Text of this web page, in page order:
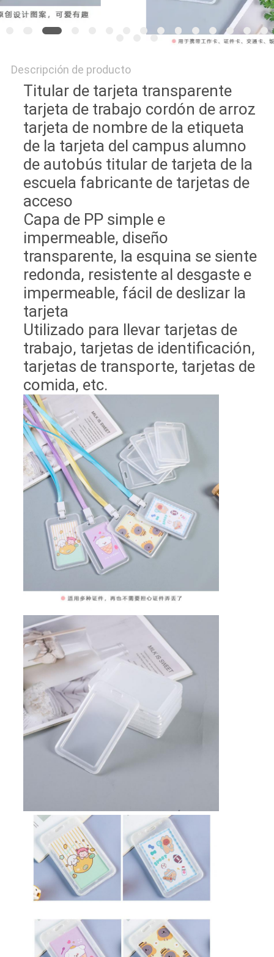
Descripción de producto
Titular de tarjeta transparente
tarjeta de trabajo cordón de arroz
tarjeta de nombre de la etiqueta
de la tarjeta del campus alumno
de autobús titular de tarjeta de la
escuela fabricante de tarjetas de
acceso
Capa de PP simple e
impermeable, diseño
transparente, la esquina se siente
redonda, resistente al desgaste e
impermeable, fácil de deslizar la
tarjeta
Utilizado para llevar tarjetas de
trabajo, tarjetas de identificación,
tarjetas de transporte, tarjetas de
comida, etc.